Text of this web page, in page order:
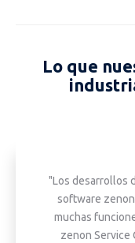
Lo que
"Los desarrollos
software
muchas
zenon Service